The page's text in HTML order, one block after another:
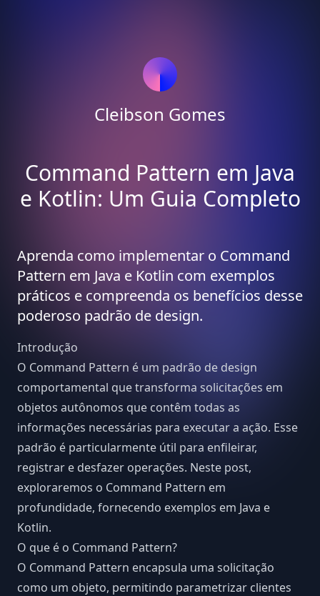
Cleibson Gomes
Command Pattern em Java
e Kotlin: Um Guia Completo
Aprenda como implementar o Command
Pattern em Java e Kotlin com exemplos
práticos e compreenda os benefícios desse
poderoso padrão de design.
Introdução
O Command Pattern é um padrão de design
comportamental que transforma solicitações em
objetos autônomos que contêm todas as
informações necessárias para executar a ação. Esse
padrão é particularmente útil para enfileirar,
registrar e desfazer operações. Neste post,
exploraremos o Command Pattern em
profundidade, fornecendo exemplos em Java e
Kotlin.
O que é o Command Pattern?
O Command Pattern encapsula uma solicitação
como um objeto, permitindo parametrizar clientes